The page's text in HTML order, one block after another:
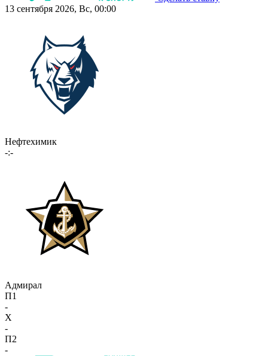
13 сентября 2026, Вс, 00:00
Нефтехимик
-:-
Адмирал
П1
-
X
-
П2
-